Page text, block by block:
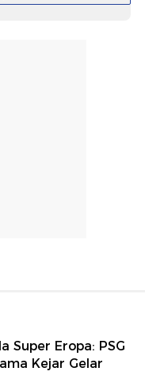
Super Eropa: PSG
Kejar Gelar